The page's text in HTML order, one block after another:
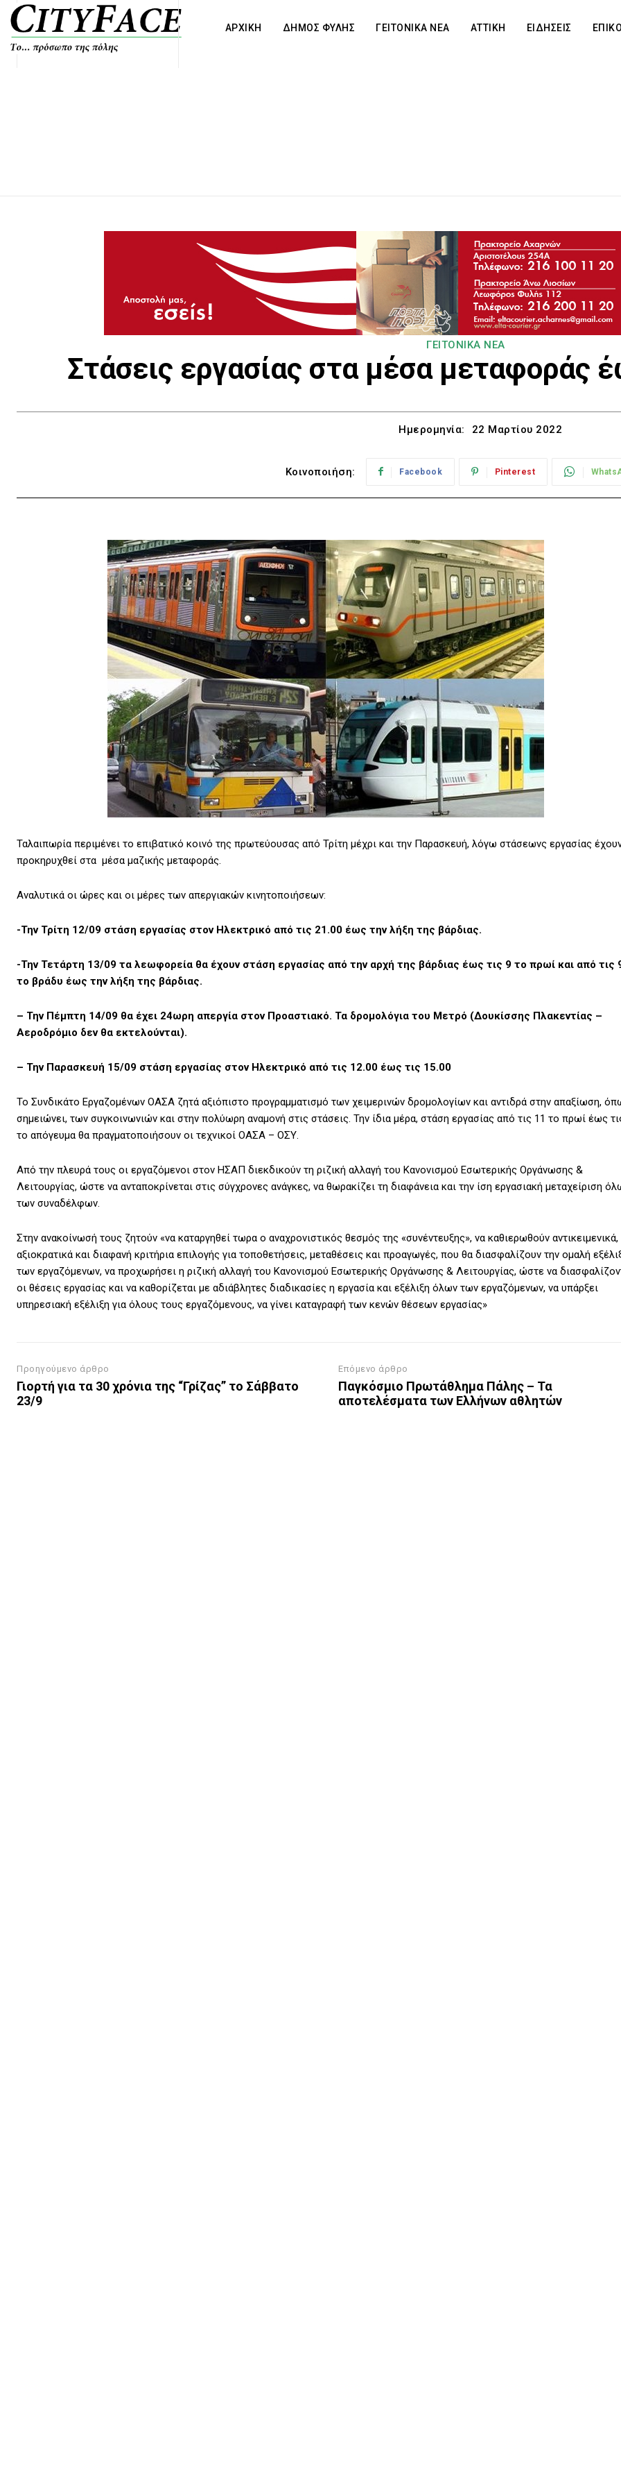
ΑΡΧΙΚΗ ΔΗΜΟΣ ΦΥΛΗΣ ΓΕΙΤΟΝΙΚΑ ΝΕΑ ΑΤΤΙΚΗ ΕΙΔΗΣΕΙΣ
ΓΕΙΤΟΝΙΚΑ ΝΕΑ
Στάσεις εργασίας στα μέσα μεταφοράς
Ημερομηνία: 22 Μαρτίου 2022
Κοινοποιήση: Facebook Pinterest
Ταλαιπωρία περιμένει το επιβατικό κοινό της πρωτεύουσας από Τρίτη μέχρι και την Παρασκευή, λόγω στάσεωνς εργασίας
προκηρυχθεί στα μέσα μαζικής μεταφοράς.
Αναλυτικά οι ώρες και οι μέρες των απεργιακών κινητοποιήσεων:
-Την Τρίτη 12/09 στάση εργασίας στον Ηλεκτρικό από τις 21.00 έως την λήξη της βάρδιας.
-Την Τετάρτη 13/09 τα λεωφορεία θα έχουν στάση εργασίας από την αρχή της βάρδιας έως τις 9 το πρωί και από τις
το βράδυ έως την λήξη της βάρδιας.
– Την Πέμπτη 14/09 θα έχει 24ωρη απεργία στον Προαστιακό. Τα δρομολόγια του Μετρό (Δουκίσσης Πλακεντίας –
Αεροδρόμιο δεν θα εκτελούνται).
– Την Παρασκευή 15/09 στάση εργασίας στον Ηλεκτρικό από τις 12.00 έως τις 15.00
Το Συνδικάτο Εργαζομένων ΟΑΣΑ ζητά αξιόπιστο προγραμματισμό των χειμερινών δρομολογίων και αντιδρά στην απαξίωση,
σημειώνει, των συγκοινωνιών και στην πολύωρη αναμονή στις στάσεις. Την ίδια μέρα, στάση εργασίας από τις 11 το πρωί έως
το απόγευμα θα πραγματοποιήσουν οι τεχνικοί ΟΑΣΑ – ΟΣΥ.
Από την πλευρά τους οι εργαζόμενοι στον ΗΣΑΠ διεκδικούν τη ριζική αλλαγή του Κανονισμού Εσωτερικής Οργάνωσης &
Λειτουργίας, ώστε να ανταποκρίνεται στις σύγχρονες ανάγκες, να θωρακίζει τη διαφάνεια και την ίση εργασιακή μεταχείριση
των συναδέλφων.
Στην ανακοίνωσή τους ζητούν «να καταργηθεί τωρα ο αναχρονιστικός θεσμός της «συνέντευξης», να καθιερωθούν αντικειμενικά,
αξιοκρατικά και διαφανή κριτήρια επιλογής για τοποθετήσεις, μεταθέσεις και προαγωγές, που θα διασφαλίζουν την ομαλή
των εργαζόμενων, να προχωρήσει η ριζική αλλαγή του Κανονισμού Εσωτερικής Οργάνωσης & Λειτουργίας, ώστε να
οι θέσεις εργασίας και να καθορίζεται με αδιάβλητες διαδικασίες η εργασία και εξέλιξη όλων των εργαζόμενων, να υπάρξει
υπηρεσιακή εξέλιξη για όλους τους εργαζόμενους, να γίνει καταγραφή των κενών θέσεων εργασίας»
Προηγούμενο άρθρο
Γιορτή για τα 30 χρόνια της “Γρίζας” το Σάββατο
23/9
Επόμενο άρθρο
Παγκόσμιο Πρωτάθλημα Πάλης – Τα
αποτελέσματα των Ελλήνων αθλητών